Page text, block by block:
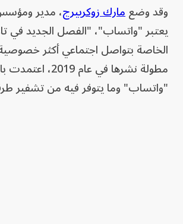
وقد وضعمارك زوكربيرج، مدير
يعتبر "واتساب"، "الفصل الجديد في
الخاصة بتواصل اجتماعي أكثر
مطولة نشرها في عام
"واتساب" وما يتوفر فيه من تشفير